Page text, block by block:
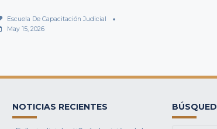
Escuela De Capacitación Judicial
May 15, 2026
NOTICIAS RECIENTES